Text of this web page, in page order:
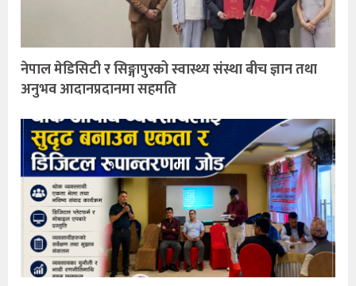
नेपाल मेडिसिटी र सिङ्गापुरको स्वास्थ्य संस्था बीच ज्ञान तथा
अनुभव आदानप्रदानमा सहमति